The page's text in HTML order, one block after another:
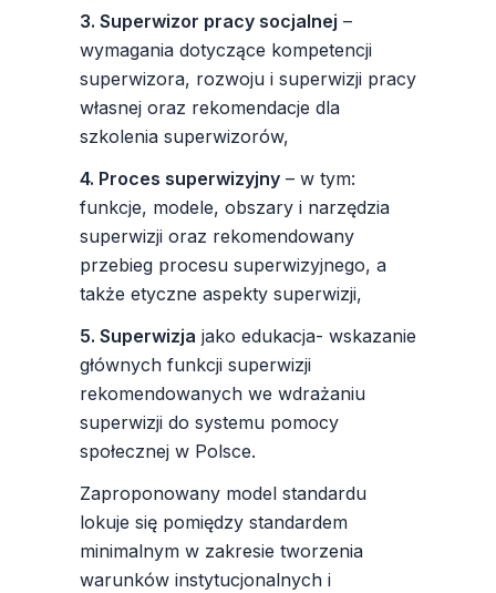
3. Superwizor pracy socjalnej –
wymagania dotyczące kompetencji
superwizora, rozwoju i superwizji pracy
własnej oraz rekomendacje dla
szkolenia superwizorów,
4. Proces superwizyjny – w tym:
funkcje, modele, obszary i narzędzia
superwizji oraz rekomendowany
przebieg procesu superwizyjnego, a
także etyczne aspekty superwizji,
5. Superwizja jako edukacja- wskazanie
głównych funkcji superwizji
rekomendowanych we wdrażaniu
superwizji do systemu pomocy
społecznej w Polsce.
Zaproponowany model standardu
lokuje się pomiędzy standardem
minimalnym w zakresie tworzenia
warunków instytucjonalnych i